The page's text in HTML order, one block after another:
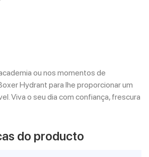
ou nos momentos de
Hydrant para lhe proporcionar um
Viva o seu dia com confiança, frescura
do producto